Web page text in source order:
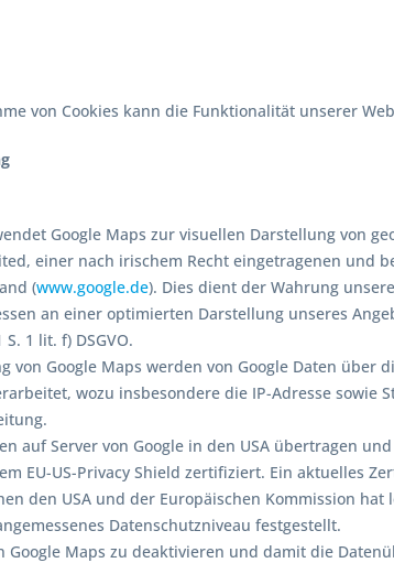
von Cookies kann die Funktionalität unserer
Google Maps zur visuellen Darstellung von
einer nach irischem Recht eingetragenen und
(www.google.de). Dies dient der Wahrung
an einer optimierten Darstellung unseres
1 lit. f) DSGVO.
von Google Maps werden von Google Daten
wozu insbesondere die IP-Adresse sowie
auf Server von Google in den USA übertragen
EU-US-Privacy Shield zertifiziert. Ein aktuelles
den USA und der Europäischen Kommission
Datenschutzniveau festgestellt.
Google Maps zu deaktivieren und damit die